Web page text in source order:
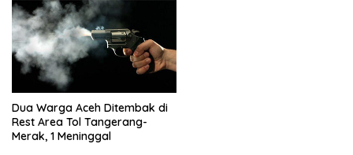
Dua Warga Aceh Ditembak di
Rest Area Tol Tangerang-
Merak, 1 Meninggal